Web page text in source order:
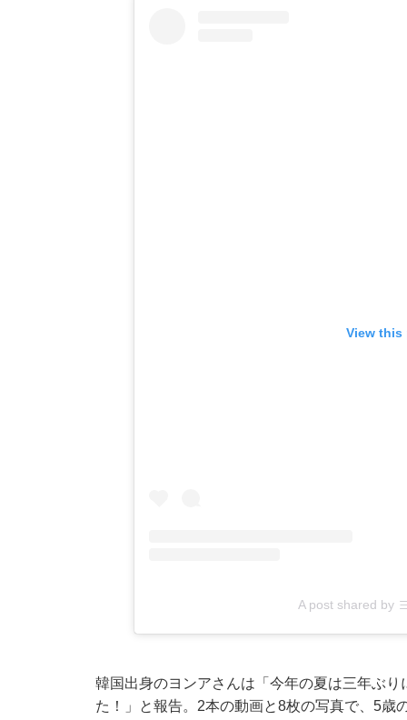
View this
A post shared by
韓国出身のヨンアさんは「今年の夏は三年ぶ
た！」と報告。2本の動画と8枚の写真で、5歳